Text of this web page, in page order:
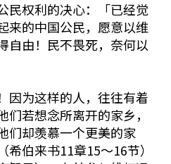
民权利的决心：「已经觉
来的中国公民，愿意以维
自由！民不畏死，奈何以
因为这样的人，往往有着
若想念所离开的家乡，
们却羡慕一个更美的家
伯来书11章15～16节）